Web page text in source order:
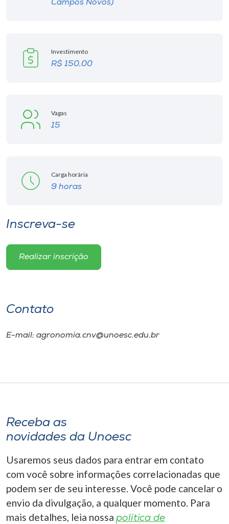
Campos Novos)
Investimento
R$ 150,00
Vagas
15
Carga horária
9 horas
Inscreva-se
Realizar inscrição
Contato
E-mail: agronomia.cnv@unoesc.edu.br
Receba as
novidades da Unoesc
Usaremos seus dados para entrar em contato
com você sobre informações correlacionadas que
podem ser de seu interesse. Você pode cancelar o
envio da divulgação, a qualquer momento. Para
mais detalhes, leia nossa política de